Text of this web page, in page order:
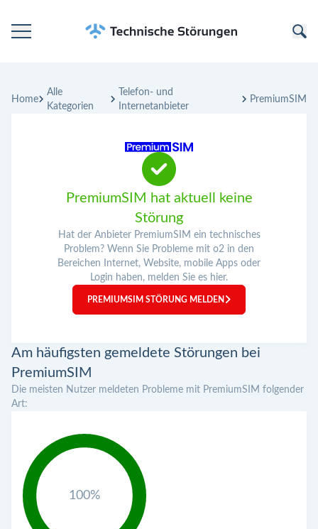
Kategorien
Home
Alle
Kategorien
Telefon- und
Internetanbieter
PremiumSIM
PremiumSIM hat aktuell keine
Störung
Hat der Anbieter PremiumSIM ein technisches
Problem? Wenn Sie Probleme mit o2 in den
Bereichen Internet, Website, mobile Apps oder
Login haben, melden Sie es hier.
PREMIUMSIM STÖRUNG MELDEN
Am häufigsten gemeldete Störungen bei
PremiumSIM
Die meisten Nutzer meldeten Probleme mit PremiumSIM folgender
Art:
100%